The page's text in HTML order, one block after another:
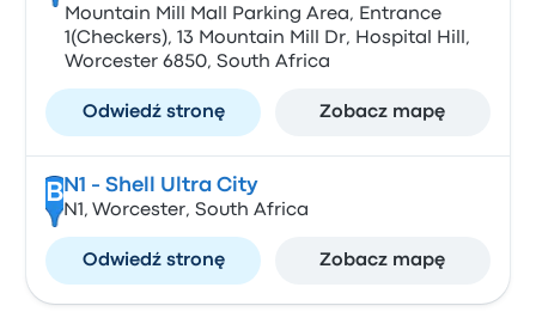
Mountain Mill Mall Parking Area, Entrance
1(Checkers), 13 Mountain Mill Dr, Hospital Hill,
Worcester 6850, South Africa
Odwiedź stronę Zobacz mapę
B N1 - Shell Ultra City
N1, Worcester, South Africa
Odwiedź stronę Zobacz mapę